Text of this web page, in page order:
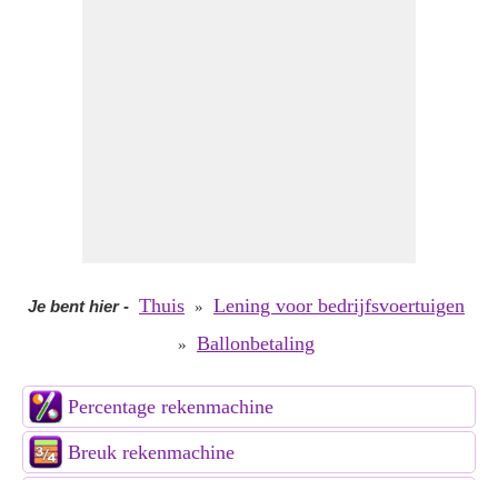
Je bent hier- Thuis » Lening voor bedrijfsvoertuigen
» Ballonbetaling
Percentage rekenmachine
Breuk rekenmachine